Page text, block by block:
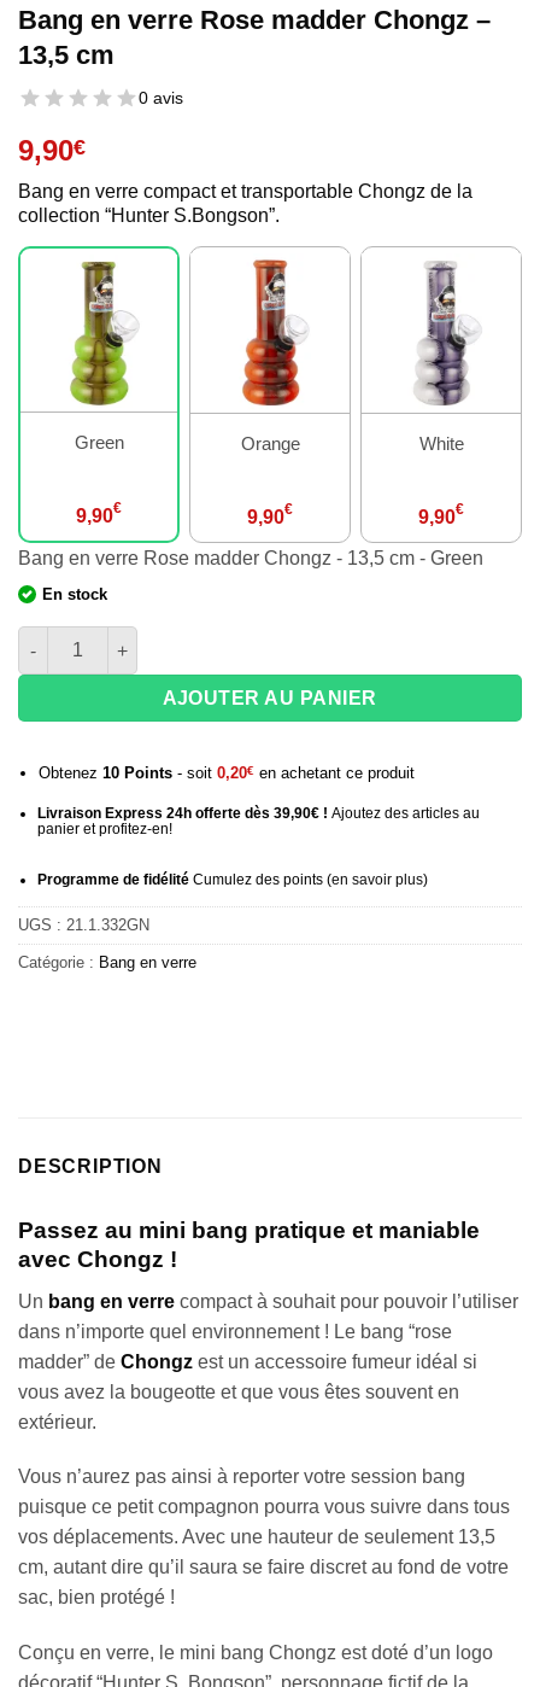
Bang en verre Rose madder Chongz –
13,5 cm
0 avis
9,90€
Bang en verre compact et transportable Chongz de la
collection “Hunter S.Bongson”.
Green
9,90€
Orange
9,90€
White
9,90€
Bang en verre Rose madder Chongz - 13,5 cm - Green
En stock
quantité de Bang en verre Rose madder Chongz - 13,5 cm
AJOUTER AU PANIER
Obtenez 10Points- soit 0,20€ en achetant ce produit
Livraison Express 24h offerte dès 39,90€ ! Ajoutez des articles au
panier et profitez-en!
Programme de fidélitéCumulez des points (en savoir plus)
UGS : 21.1.332GN
Catégorie : Bang en verre
DESCRIPTION
Passez au mini bang pratique et maniable
avec Chongz !
Un bang en verre compact à souhait pour pouvoir l’utiliser
dans n’importe quel environnement ! Le bang “rose
madder” de Chongz est un accessoire fumeur idéal si
vous avez la bougeotte et que vous êtes souvent en
extérieur.
Vous n’aurez pas ainsi à reporter votre session bang
puisque ce petit compagnon pourra vous suivre dans tous
vos déplacements. Avec une hauteur de seulement 13,5
cm, autant dire qu’il saura se faire discret au fond de votre
sac, bien protégé !
Conçu en verre, le mini bang Chongz est doté d’un logo